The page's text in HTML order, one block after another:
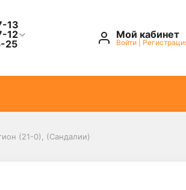
13
12
25
Мой кабинет
Войти
(21-0), (Сандалии)